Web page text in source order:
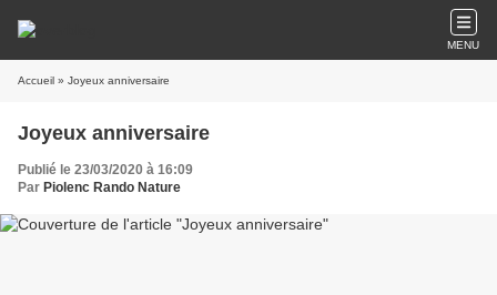
MENU
Accueil » Joyeux anniversaire
Joyeux anniversaire
Publié le 23/03/2020 à 16:09
Par Piolenc Rando Nature